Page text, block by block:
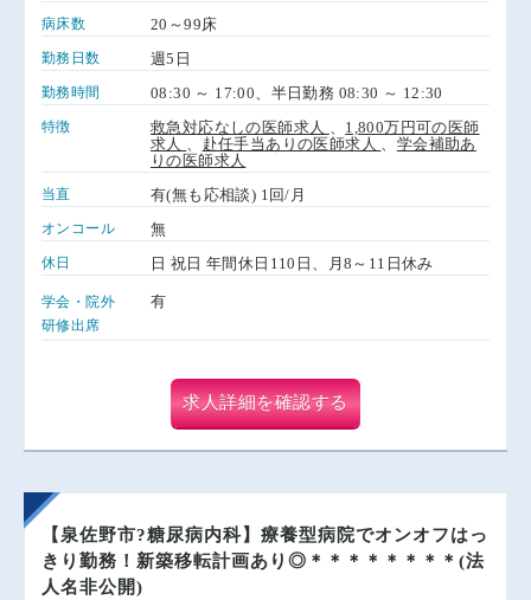
病床数 20～99床
勤務日数 週5日
勤務時間 08:30 ～ 17:00、半日勤務 08:30 ～ 12:30
特徴 救急対応なしの医師求人
1,800万円可の医師
求人
赴任手当ありの医師求人
学会補助あ
りの医師求人
当直 有(無も応相談) 1回/月
オンコール 無
休日 日 祝日 年間休日110日、月8～11日休み
学会・院外
研修出席
有
求人詳細を確認する
【泉佐野市?糖尿病内科】療養型病院でオンオフはっ
きり勤務！新築移転計画あり◎＊＊＊＊＊＊＊＊(法
人名非公開)